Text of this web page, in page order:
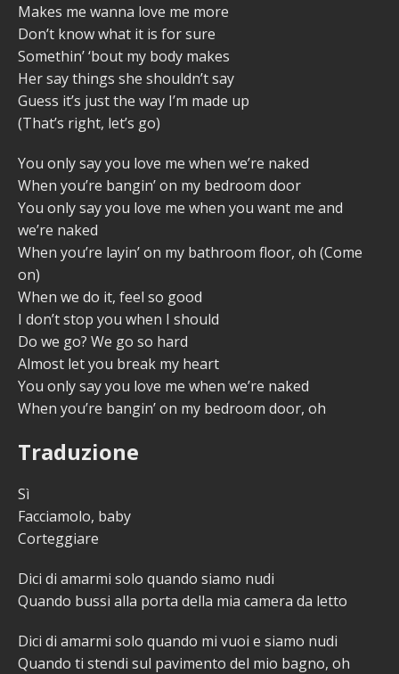
Makes me wanna love me more
Don’t know what it is for sure
Somethin’ ‘bout my body makes
Her say things she shouldn’t say
Guess it’s just the way I’m made up
(That’s right, let’s go)
You only say you love me when we’re naked
When you’re bangin’ on my bedroom door
You only say you love me when you want me and
we’re naked
When you’re layin’ on my bathroom floor, oh (Come
on)
When we do it, feel so good
I don’t stop you when I should
Do we go? We go so hard
Almost let you break my heart
You only say you love me when we’re naked
When you’re bangin’ on my bedroom door, oh
Traduzione
Sì
Facciamolo, baby
Corteggiare
Dici di amarmi solo quando siamo nudi
Quando bussi alla porta della mia camera da letto
Dici di amarmi solo quando mi vuoi e siamo nudi
Quando ti stendi sul pavimento del mio bagno, oh